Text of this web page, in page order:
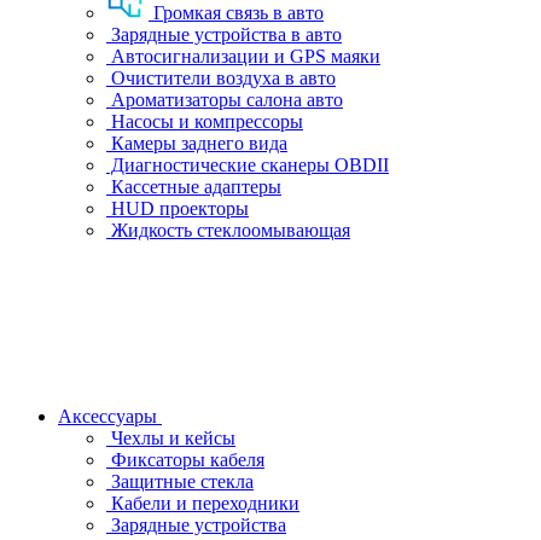
Громкая связь в авто
Зарядные устройства в авто
Автосигнализации и GPS маяки
Очистители воздуха в авто
Ароматизаторы салона авто
Насосы и компрессоры
Камеры заднего вида
Диагностические сканеры OBDII
Кассетные адаптеры
HUD проекторы
Жидкость стеклоомывающая
Аксессуары
Чехлы и кейсы
Фиксаторы кабеля
Защитные стекла
Кабели и переходники
Зарядные устройства